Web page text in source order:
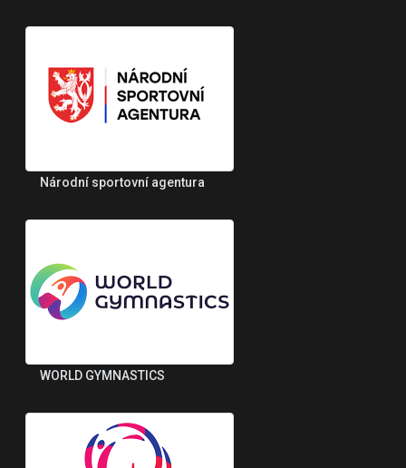
Národní sportovní agentura
WORLD GYMNASTICS